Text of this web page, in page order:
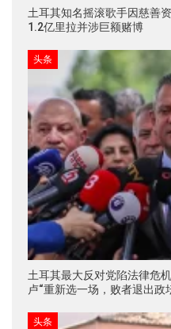
土耳其知名摇滚歌手因慈善
1.2亿里拉并涉巨额赌博
头条
土耳其最大反对党陷法律危
卢“重新选一场，败者退出政
头条